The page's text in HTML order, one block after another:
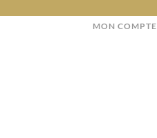
MON COMPTE